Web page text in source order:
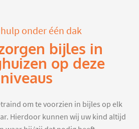
onder één dak
bijles in
op deze
niveaus
om te voorzien in bijles op elk
Hierdoor kunnen wij uw kind altijd